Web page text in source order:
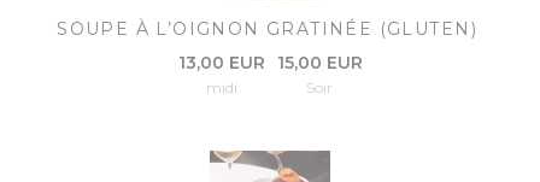
SOUPE À L’OIGNON GRATINÉE (GLUTEN)
13,00 EUR
midi
15,00 EUR
Soir